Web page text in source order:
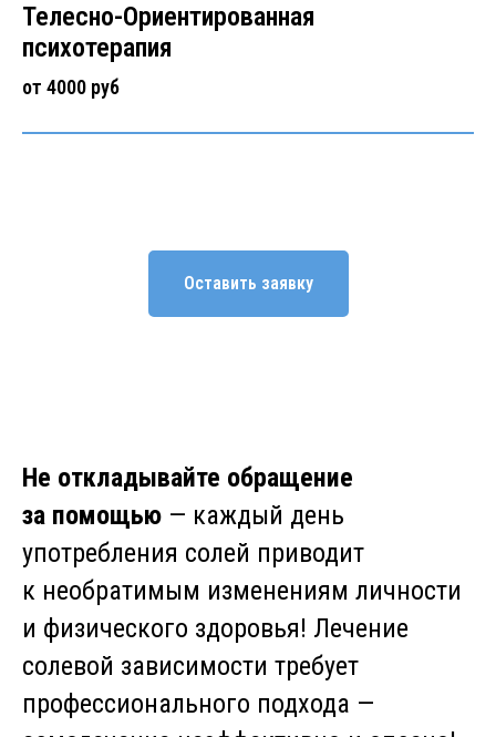
Телесно-Ориентированная
психотерапия
от 4000 руб
Оставить заявку
Не откладывайте обращение
за помощью — каждый день
употребления солей приводит
к необратимым изменениям личности
и физического здоровья! Лечение
солевой зависимости требует
профессионального подхода —